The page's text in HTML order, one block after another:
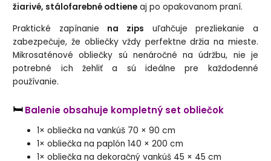
žiarivé, stálofarebné odtiene aj po opakovanom praní.
Praktické zapínanie na zips uľahčuje prezliekanie a
zabezpečuje, že obliečky vždy perfektne držia na mieste.
Mikrosaténové obliečky sú nenáročné na údržbu, nie je
potrebné ich žehliť a sú ideálne pre každodenné
používanie.
🛏️Balenie obsahuje kompletný set obliečok
1× obliečka na vankúš 70 × 90 cm
1× obliečka na paplón 140 × 200 cm
1× obliečka na dekoračný vankúš 45 × 45 cm